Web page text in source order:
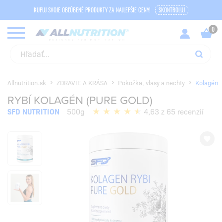
KUPUJ SVOJE OBĽÚBENÉ PRODUKTY ZA NAJLEPŠIE CENY! SKONTROLUJ
Allnutrition.sk ZDRAVIE A KRÁSA Pokožka, vlasy a nechty Kolagén
RYBÍ KOLAGÉN (PURE GOLD)
SFD NUTRITION 500g 4,63 z 65 recenzií